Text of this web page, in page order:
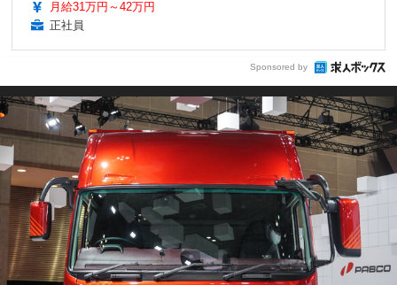
月給31万円～42万円
正社員
Sponsored by